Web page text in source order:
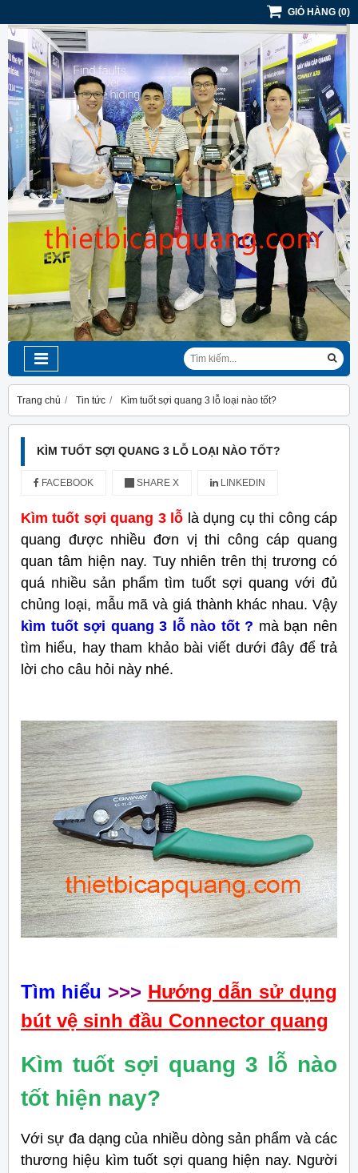
GIỎ HÀNG (0)
Trang chủ Tin tức Kìm tuốt sợi quang 3 lỗ loại nào tốt?
KÌM TUỐT SỢI QUANG 3 LỖ LOẠI NÀO TỐT?
FACEBOOK SHARE X LINKEDIN
Kìm tuốt sợi quang 3 lỗ là dụng cụ thi công cáp
quang được nhiều đơn vị thi công cáp quang
quan tâm hiện nay. Tuy nhiên trên thị trương có
quá nhiều sản phẩm tìm tuốt sợi quang với đủ
chủng loại, mẫu mã và giá thành khác nhau. Vậy
kìm tuốt sợi quang 3 lỗ nào tốt ? mà bạn nên
tìm hiểu, hay tham khảo bài viết dưới đây để trả
lời cho câu hỏi này nhé.
Tìm hiểu >>> Hướng dẫn sử dụng
bút vệ sinh đầu Connector quang
Kìm tuốt sợi quang 3 lỗ nào
tốt hiện nay?
Với sự đa dạng của nhiều dòng sản phẩm và các
thương hiệu kìm tuốt sợi quang hiện nay. Người